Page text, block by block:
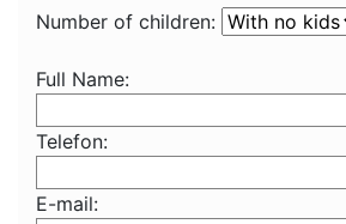
Number of children:
Full Name:
Telefon:
E-mail: